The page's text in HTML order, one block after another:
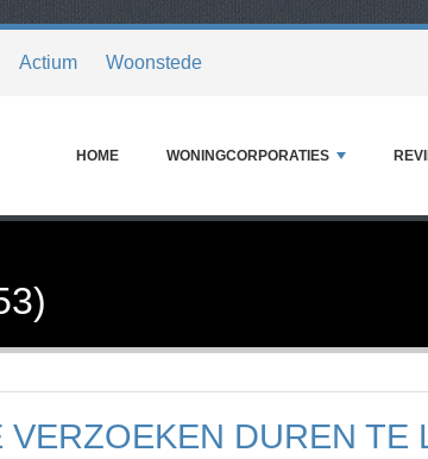
Actium Woonstede
HOME WONINGCORPORATIES
VERZOEKEN DUREN TE